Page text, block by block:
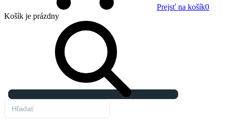
Prejsť na košík0
Košík je prázdny